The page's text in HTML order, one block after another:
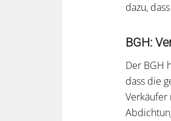
dazu,
BGH:
Der BGH
dass die
Verkäufer